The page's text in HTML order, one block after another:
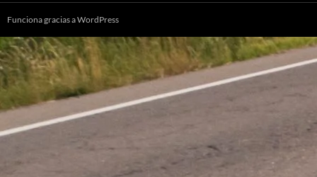
Funciona gracias a WordPress